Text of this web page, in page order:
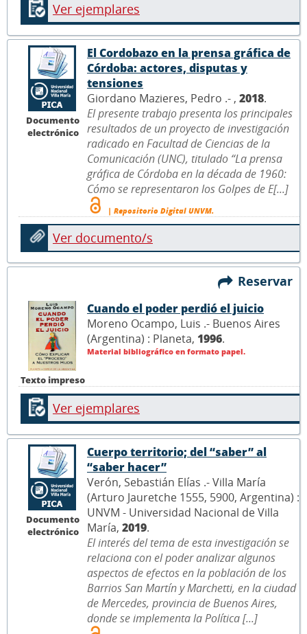
Ver ejemplares
Documento
electrónico
El Cordobazo en la prensa gráfica de
Córdoba: actores, disputas y
tensiones
Giordano Mazieres, Pedro .- , 2018.
El presente trabajo presenta los principales
resultados de un proyecto de investigación
radicado en Facultad de Ciencias de la
Comunicación (UNC), titulado “La prensa
gráfica de Córdoba en la década de 1960:
Cómo se representaron los Golpes de E[...]
| Repositorio Digital UNVM.
Ver documento/s
Reservar
Texto impreso
Cuando el poder perdió el juicio
Moreno Ocampo, Luis .- Buenos Aires
(Argentina) : Planeta, 1996.
Material bibliográfico en formato papel.
Ver ejemplares
Documento
electrónico
Cuerpo territorio; del “saber” al
“saber hacer”
Verón, Sebastián Elías .- Villa María
(Arturo Jauretche 1555, 5900, Argentina) :
UNVM - Universidad Nacional de Villa
María, 2019.
El interés del tema de esta investigación se
relaciona con el poder analizar algunos
aspectos de efectos en la población de los
Barrios San Martín y Marchetti, en la ciudad
de Mercedes, provincia de Buenos Aires,
donde se implementa la Política [...]